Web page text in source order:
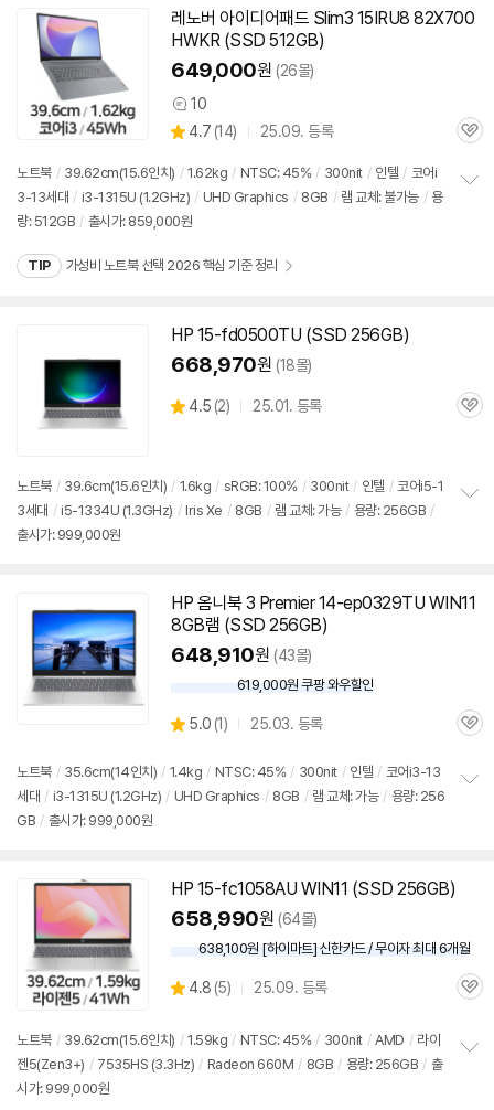
기
레노버 아이디어패드 Slim3 15IRU8 82X700
HWKR (SSD 512GB)
649,000원 (26몰)
상
품
견
10
별
점
4.7 (상
리
뷰
14) 25.09. 등록
관
노트북 / 39.62cm(15.6인치) / 1.62kg / NTSC: 45% / 300nit / 인텔 / 코어i
3-13세대 / i3-1315U (1.2GHz) / UHD Graphics / 8GB / 램 교체: 불가능 / 용
량: 512GB / 출시가: 859,000원
TIP 가성비 노트북 선택 2026 핵심 기준 정리
HP 15-fd0500TU (SSD 256GB)
668,970원 (18몰)
별
4.5 (상
뷰
2) 25.01. 등록
관
노트북 / 39.6cm(15.6인치) / 1.6kg / sRGB: 100% / 300nit / 인텔 / 코어i5-1
3세대 / i5-1334U (1.3GHz) / Iris Xe / 8GB / 램 교체: 가능 / 용량: 256GB /
출시가: 999,000원
기
HP 옴니북 3 Premier 14-ep0329TU WIN11
8GB램 (SSD 256GB)
648,910원 (43몰)
할
가
619,000원 쿠팡 와우할인
별
5.0 (상
리
뷰
1) 25.03. 등록
관
노트북 / 35.6cm(14인치) / 1.4kg / NTSC: 45% / 300nit / 인텔 / 코어i3-13
세대 / i3-1315U (1.2GHz) / UHD Graphics / 8GB / 램 교체: 가능 / 용량: 256
GB / 출시가: 999,000원
HP 15-fc1058AU WIN11 (SSD 256GB)
658,990원 (64몰)
638,100원 [하이마트] 신한카드 / 무이자 최대 6개월
별
4.8 (상
리
뷰
5) 25.09. 등록
관
노트북 / 39.62cm(15.6인치) / 1.59kg / NTSC: 45% / 300nit / AMD / 라이
젠5(Zen3+) / 7535HS (3.3Hz) / Radeon 660M / 8GB / 용량: 256GB / 출
시가: 999,000원